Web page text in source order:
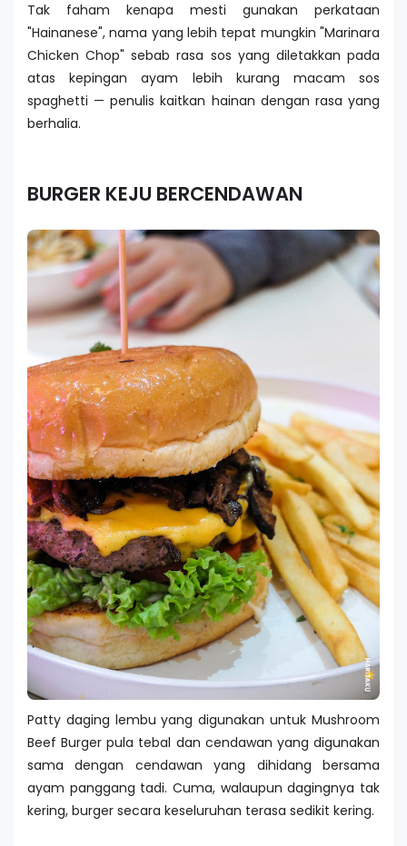
Tak faham kenapa mesti gunakan perkataan
"Hainanese", nama yang lebih tepat mungkin "Marinara
Chicken Chop" sebab rasa sos yang diletakkan pada
atas kepingan ayam lebih kurang macam sos
spaghetti — penulis kaitkan hainan dengan rasa yang
berhalia.
BURGER KEJU BERCENDAWAN
Patty daging lembu yang digunakan untuk Mushroom
Beef Burger pula tebal dan cendawan yang digunakan
sama dengan cendawan yang dihidang bersama
ayam panggang tadi. Cuma, walaupun dagingnya tak
kering, burger secara keseluruhan terasa sedikit kering.